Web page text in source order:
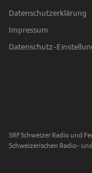
Datenschutzerklärung
Impressum
Datenschutz-
SRF Schweizer Radio und
Schweizerischen Radio-